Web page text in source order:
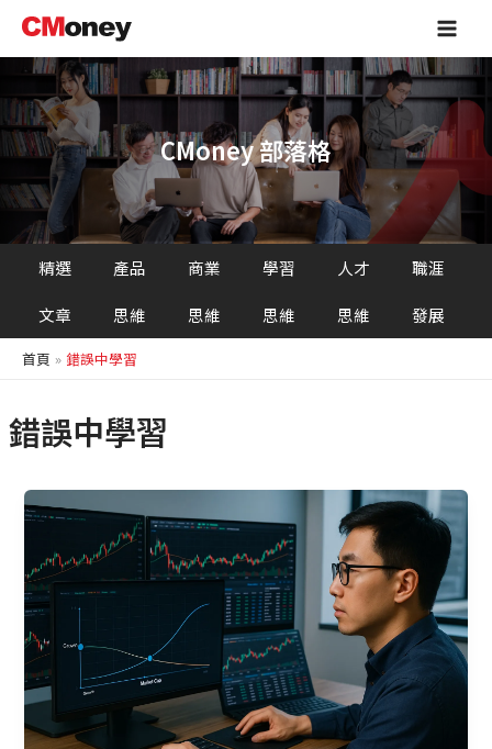
主
容
Main
CMoney 部落格
精選
文章
產品
思維
商業
思維
學習
思維
人才
思維
職涯
發展
首頁 錯誤中學習
錯誤中學習
無
法
合
理
解
的
數
你